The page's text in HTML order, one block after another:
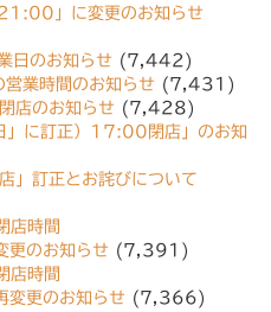
21:00」に変更のお知らせ
日のお知らせ (7,442)
業時間のお知らせ (7,431)
店のお知らせ (7,428)
」に訂正）17:00閉店」のお知
」訂正とお詫びについて
店時間
のお知らせ (7,391)
店時間
更のお知らせ (7,366)